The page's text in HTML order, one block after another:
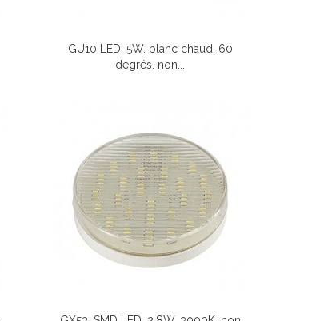
GU10 LED. 5W. blanc chaud. 60
degrés. non...